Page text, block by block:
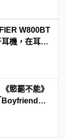
W800BT
機，在耳邊
慾罷不能》
Boyfriend